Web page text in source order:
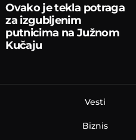
Ovako je tekla potraga
za izgubljenim
putnicima na Južnom
Kučaju
Vesti
Biznis